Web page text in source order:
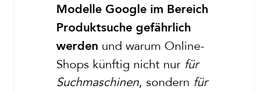
Modelle Google im Bereich
Produktsuche gefährlich
werden und warum Online-
Shops künftig nicht nur für
Suchmaschinen, sondern für